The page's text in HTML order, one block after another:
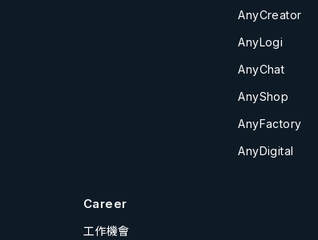
AnyCreator
AnyLogi
AnyChat
AnyShop
AnyFactory
AnyDigital
Career
工作機會